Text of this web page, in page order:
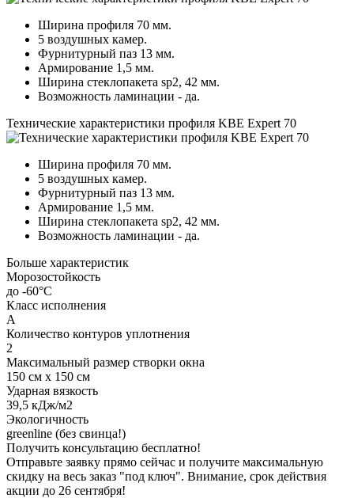
Ширина профиля 70 мм.
5 воздушных камер.
Фурнитурный паз 13 мм.
Армирование 1,5 мм.
Ширина стеклопакета sp2, 42 мм.
Возможность ламинации - да.
Технические характеристики профиля KBE Expert 70
Ширина профиля 70 мм.
5 воздушных камер.
Фурнитурный паз 13 мм.
Армирование 1,5 мм.
Ширина стеклопакета sp2, 42 мм.
Возможность ламинации - да.
Больше характеристик
Морозостойкость
до -60°С
Класс исполнения
А
Количество контуров уплотнения
2
Максимальный размер створки окна
150 см х 150 см
Ударная вязкость
39,5 кДж/м2
Экологичность
greenline (без свинца!)
Получить консультацию бесплатно!
Отправьте заявку прямо сейчас и получите максимальную
скидку на весь заказ "под ключ". Внимание, срок действия
акции до 26 сентября!